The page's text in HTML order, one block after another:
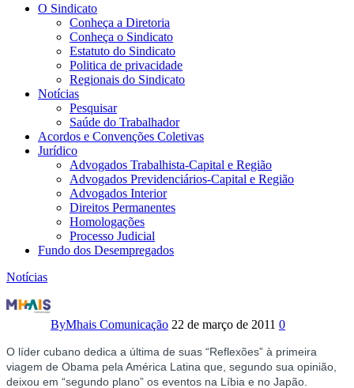
O Sindicato
Conheça a Diretoria
Conheça o Sindicato
Estatuto do Sindicato
Politica de privacidade
Regionais do Sindicato
Notícias
Pesquisar
Saúde do Trabalhador
Acordos e Convenções Coletivas
Jurídico
Advogados Trabalhista-Capital e Região
Advogados Previdenciários-Capital e Região
Advogados Interior
Direitos Permanentes
Homologações
Processo Judicial
Fundo dos Desempregados
Notícias
Fidel
questiona
se
ByMhais Comunicação 22 de março de 2011 0
O líder cubano dedica a última de suas “Reflexões” à primeira
viagem de Obama pela América Latina que, segundo sua opinião,
deixou em “segundo plano” os eventos na Líbia e no Japão.